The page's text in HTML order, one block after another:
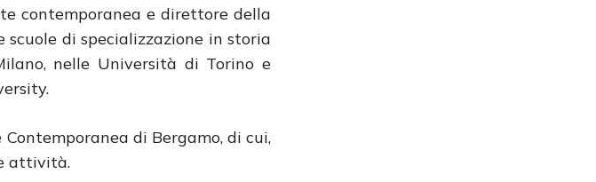
contemporanea e direttore della
di specializzazione in storia
nelle Università di Torino e
di Bergamo, di cui,
attività.